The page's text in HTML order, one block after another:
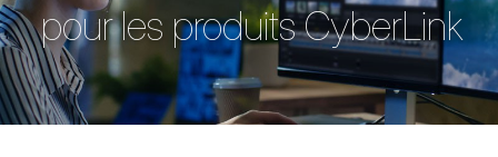
pour les produits CyberLink